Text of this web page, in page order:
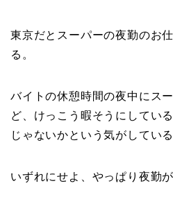
東京だとスーパーの夜勤のお
る。
バイトの休憩時間の夜中にス
ど、けっこう暇そうにしてい
じゃないかという気がしている
いずれにせよ、やっぱり夜勤